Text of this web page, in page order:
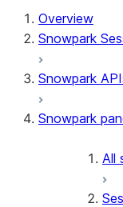
Overview
Snowpark
Snowpark
Snowpark
All